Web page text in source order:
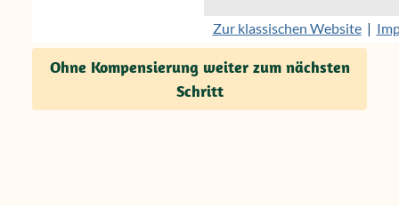
Ohne Kompensierung weiter zum nächsten
Schritt